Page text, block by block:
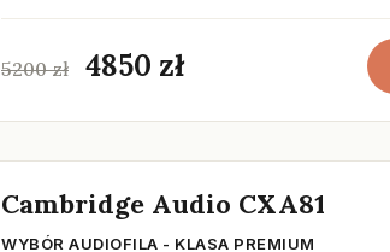
5200 zł 4850 zł
Cambridge Audio CXA81
WYBÓR AUDIOFILA - KLASA PREMIUM